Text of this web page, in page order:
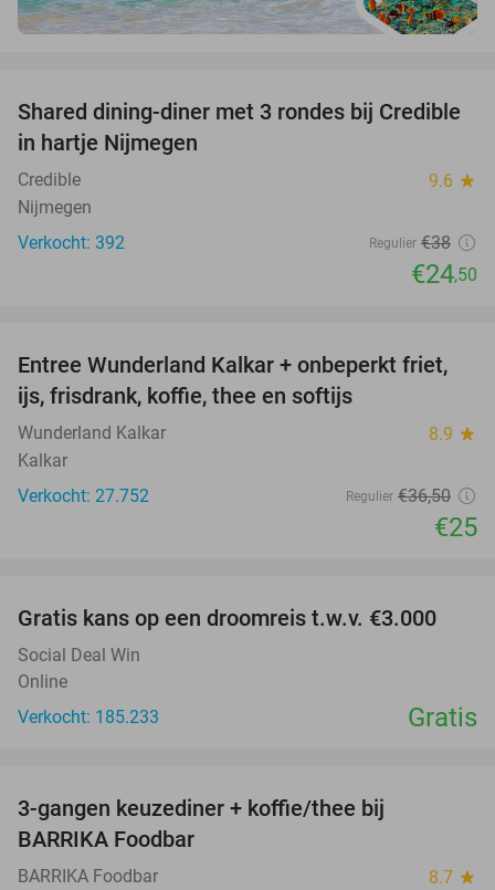
36%
Shared dining-diner met 3 rondes bij Credible
in hartje Nijmegen
Credible 9.6 star
Nijmegen
Verkocht: 392
Regulier €38
€24,50
32%
Entree Wunderland Kalkar + onbeperkt friet,
ijs, frisdrank, koffie, thee en softijs
Wunderland Kalkar 8.9 star
Kalkar
Verkocht: 27.752
Regulier €36,50
€25
Gratis kans op een droomreis t.w.v. €3.000
Social Deal Win
Online
Verkocht: 185.233
Gratis
3-gangen keuzediner + koffie/thee bij
BARRIKA Foodbar
BARRIKA Foodbar 8.7 star